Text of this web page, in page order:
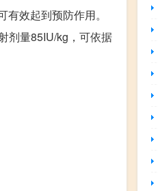
效起到预防作用。
剂量85IU/kg，可依据